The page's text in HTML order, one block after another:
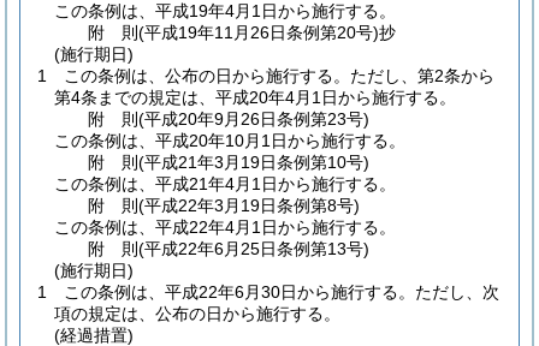
この条例は、平成19年4月1日から施行する。
附 則(平成19年11月26日条例第20号)抄
(施行期日)
1
この条例は、公布の日から施行する。 ただし、第2条から
第4条までの規定は、平成20年4月1日から施行する。
附 則(平成20年9月26日条例第23号)
この条例は、平成20年10月1日から施行する。
附 則(平成21年3月19日条例第10号)
この条例は、平成21年4月1日から施行する。
附 則(平成22年3月19日条例第8号)
この条例は、平成22年4月1日から施行する。
附 則(平成22年6月25日条例第13号)
(施行期日)
1
この条例は、平成22年6月30日から施行する。 ただし、次
項の規定は、公布の日から施行する。
(経過措置)